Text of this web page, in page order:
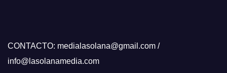
CONTACTO: medialasolana@gmail.com /
info@lasolanamedia.com